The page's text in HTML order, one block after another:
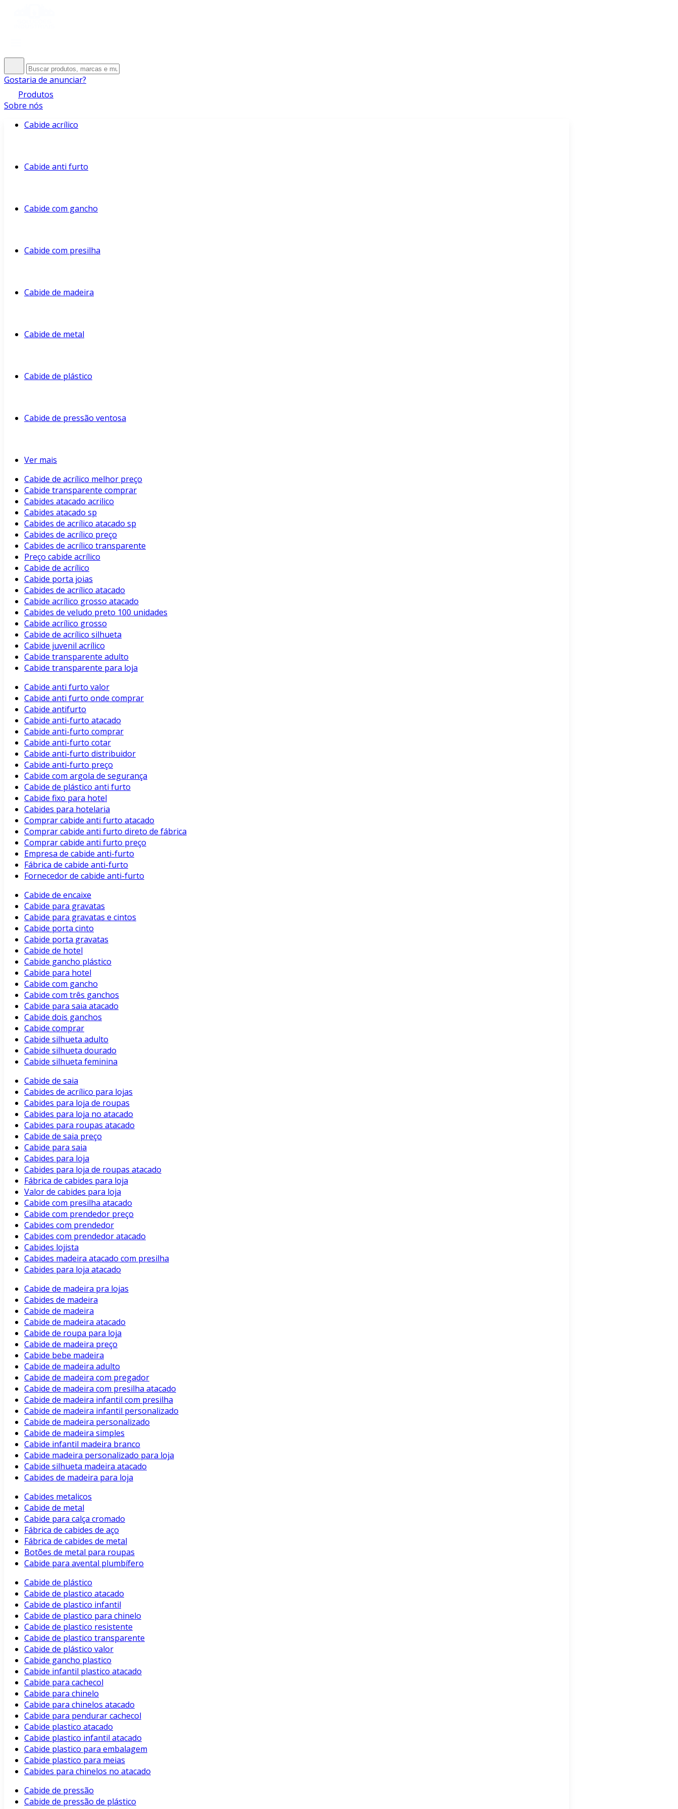
Gostaria de anunciar?
Produtos
Sobre nós
Cabide acrílico
Cabide anti furto
Cabide com gancho
Cabide com presilha
Cabide de madeira
Cabide de metal
Cabide de plástico
Cabide de pressão ventosa
Ver mais
Cabide de acrílico melhor preço
Cabide transparente comprar
Cabides atacado acrilico
Cabides atacado sp
Cabides de acrílico atacado sp
Cabides de acrílico preço
Cabides de acrílico transparente
Preço cabide acrílico
Cabide de acrílico
Cabide porta joias
Cabides de acrílico atacado
Cabide acrílico grosso atacado
Cabides de veludo preto 100 unidades
Cabide acrílico grosso
Cabide de acrílico silhueta
Cabide juvenil acrílico
Cabide transparente adulto
Cabide transparente para loja
Cabide anti furto valor
Cabide anti furto onde comprar
Cabide antifurto
Cabide anti-furto atacado
Cabide anti-furto comprar
Cabide anti-furto cotar
Cabide anti-furto distribuidor
Cabide anti-furto preço
Cabide com argola de segurança
Cabide de plástico anti furto
Cabide fixo para hotel
Cabides para hotelaria
Comprar cabide anti furto atacado
Comprar cabide anti furto direto de fábrica
Comprar cabide anti furto preço
Empresa de cabide anti-furto
Fábrica de cabide anti-furto
Fornecedor de cabide anti-furto
Cabide de encaixe
Cabide para gravatas
Cabide para gravatas e cintos
Cabide porta cinto
Cabide porta gravatas
Cabide de hotel
Cabide gancho plástico
Cabide para hotel
Cabide com gancho
Cabide com três ganchos
Cabide para saia atacado
Cabide dois ganchos
Cabide comprar
Cabide silhueta adulto
Cabide silhueta dourado
Cabide silhueta feminina
Cabide de saia
Cabides de acrílico para lojas
Cabides para loja de roupas
Cabides para loja no atacado
Cabides para roupas atacado
Cabide de saia preço
Cabide para saia
Cabides para loja
Cabides para loja de roupas atacado
Fábrica de cabides para loja
Valor de cabides para loja
Cabide com presilha atacado
Cabide com prendedor preço
Cabides com prendedor
Cabides com prendedor atacado
Cabides lojista
Cabides madeira atacado com presilha
Cabides para loja atacado
Cabide de madeira pra lojas
Cabides de madeira
Cabide de madeira
Cabide de madeira atacado
Cabide de roupa para loja
Cabide de madeira preço
Cabide bebe madeira
Cabide de madeira adulto
Cabide de madeira com pregador
Cabide de madeira com presilha atacado
Cabide de madeira infantil com presilha
Cabide de madeira infantil personalizado
Cabide de madeira personalizado
Cabide de madeira simples
Cabide infantil madeira branco
Cabide madeira personalizado para loja
Cabide silhueta madeira atacado
Cabides de madeira para loja
Cabides metalicos
Cabide de metal
Cabide para calça cromado
Fábrica de cabides de aço
Fábrica de cabides de metal
Botões de metal para roupas
Cabide para avental plumbífero
Cabide de plástico
Cabide de plastico atacado
Cabide de plastico infantil
Cabide de plastico para chinelo
Cabide de plastico resistente
Cabide de plastico transparente
Cabide de plástico valor
Cabide gancho plastico
Cabide infantil plastico atacado
Cabide para cachecol
Cabide para chinelo
Cabide para chinelos atacado
Cabide para pendurar cachecol
Cabide plastico atacado
Cabide plastico infantil atacado
Cabide plastico para embalagem
Cabide plastico para meias
Cabides para chinelos no atacado
Cabide de pressão
Cabide de pressão de plástico